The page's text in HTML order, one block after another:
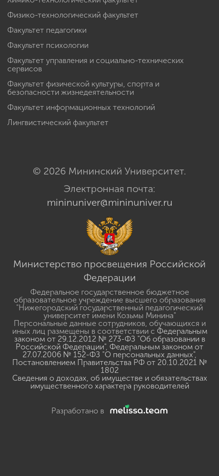
Физико-технологический факультет
Факультет педагогики
Факультет психологии
Факультет управления и социально-технических
сервисов
Факультет физической культуры, спорта и
безопасности жизнедеятельности
Факультет информационных технологий
Лингвистический факультет
© 2026 Мининский Университет.
Электронная почта:
mininuniver@mininuniver.ru
Министерство просвещения Российской
Федерации
Федеральное государственное бюджетное
образовательное учреждение высшего образования
"Нижегородский государственный педагогический
университет имени Козьмы Минина"
Персональные данные сотрудников, обучающихся и
иных лиц размещены в соответствии с Федеральным
законом от 29.12.2012 № 273-ФЗ "Об образовании в
Российской Федерации", Федеральным законом от
27.07.2006 № 152-ФЗ "О персональных данных",
Постановлением Правительства РФ от 20.10.2021 №
1802
Сведения о доходах, об имуществе и обязательствах
имущественного характера руководителей
Разработано в